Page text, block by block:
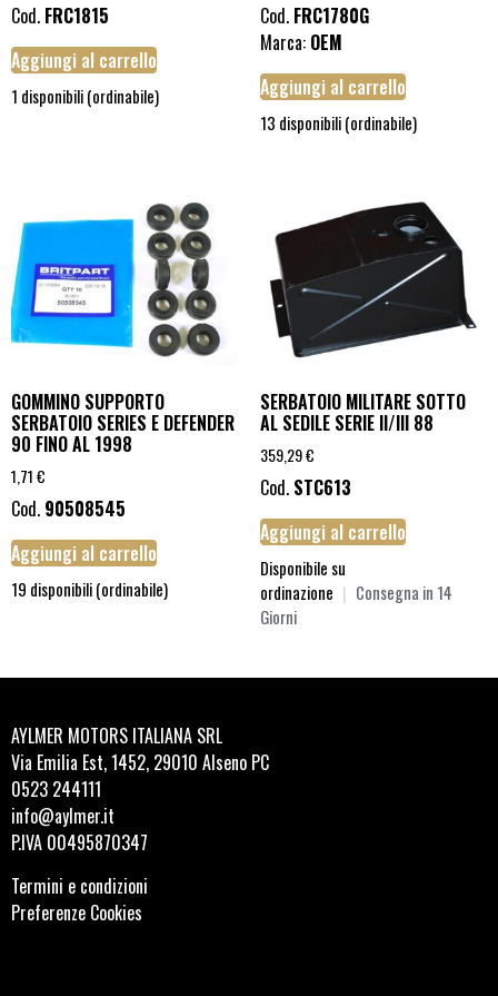
Cod. FRC1815
Aggiungi al carrello
1 disponibili (ordinabile)
Cod. FRC1780G
Marca: OEM
Aggiungi al carrello
13 disponibili (ordinabile)
GOMMINO SUPPORTO
SERBATOIO SERIES E DEFENDER
90 FINO AL 1998
1,71€
Cod. 90508545
Aggiungi al carrello
19 disponibili (ordinabile)
SERBATOIO MILITARE SOTTO
AL SEDILE SERIE II/III 88
359,29€
Cod. STC613
Aggiungi al carrello
Disponibile su
ordinazione | Consegna in 14
Giorni
AYLMER MOTORS ITALIANA SRL
Via Emilia Est, 1452, 29010 Alseno PC
0523 244111
info@aylmer.it
P.IVA 00495870347
Termini e condizioni
Preferenze Cookies